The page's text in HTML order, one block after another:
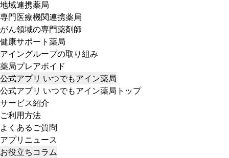
地域連携薬局
専門医療機関連携薬局
がん領域の専門薬剤師
健康サポート薬局
アイングループの取り組み
薬局プレアボイド
公式アプリ いつでもアイン薬局
公式アプリ いつでもアイン薬局トップ
サービス紹介
ご利用方法
よくあるご質問
アプリニュース
お役立ちコラム